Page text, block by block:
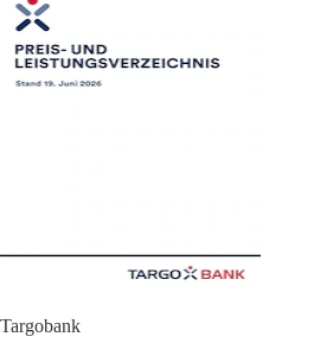
Targobank